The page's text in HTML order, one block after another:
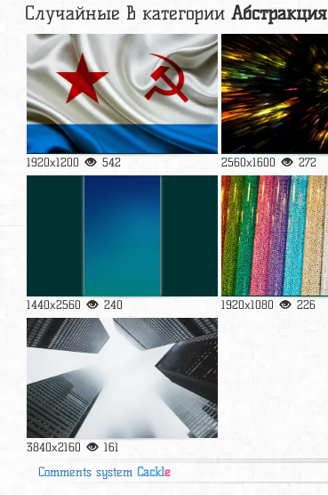
Случайные в категорииАбстракция
1920x1200 542 2560x1600 272
1440x2560 240 1920x1080 226
3840x2160 161
Comments systemCackle